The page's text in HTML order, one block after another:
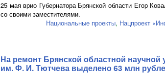
25 мая врио Губернатора Брянской области Егор
со своими заместителями.
Национальные проекты, Нацпроект
На ремонт Брянской областной научной
им.Ф. И. Тютчева выделено 63 млн